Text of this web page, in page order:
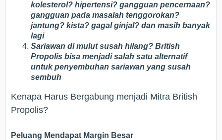
kolesterol? hipertensi? gangguan pencernaan?
gangguan pada masalah tenggorokan?
jantung? kista? gagal ginjal? dan masih banyak
lagi
Sariawan di mulut susah hilang? British
Propolis bisa menjadi salah satu alternatif
untuk penyembuhan sariawan yang susah
sembuh
Kenapa Harus Bergabung menjadi Mitra British
Propolis?
Peluang Mendapat Margin Besar